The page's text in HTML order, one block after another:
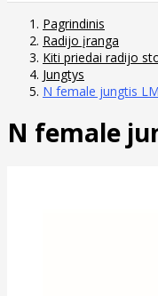
Pagrindinis
Radijo įranga
Kiti priedai radijo
Jungtys
N female jungtis
N female